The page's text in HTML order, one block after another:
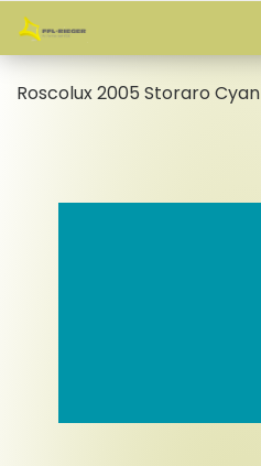
Ros­co­lux 2005 Stor­a­ro Cyan